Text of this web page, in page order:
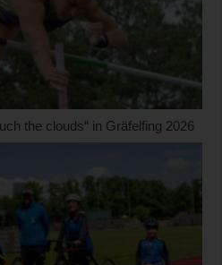
the clouds“ in Gräfelfing 2026